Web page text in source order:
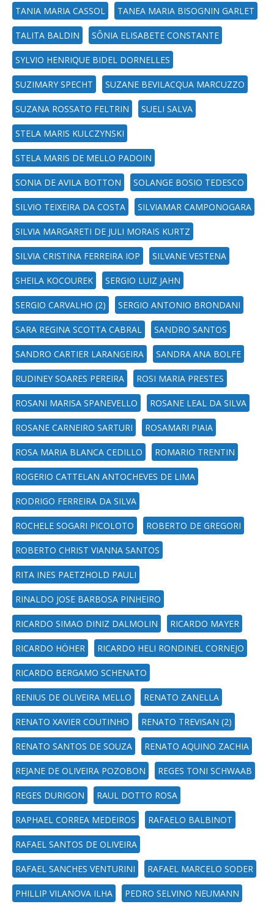
TANIA MARIA CASSOL TANEA MARIA BISOGNIN GARLET
TALITA BALDIN SÔNIA ELISABETE CONSTANTE
SYLVIO HENRIQUE BIDEL DORNELLES
SUZIMARY SPECHT SUZANE BEVILACQUA MARCUZZO
SUZANA ROSSATO FELTRIN SUELI SALVA
STELA MARIS KULCZYNSKI
STELA MARIS DE MELLO PADOIN
SONIA DE AVILA BOTTON SOLANGE BOSIO TEDESCO
SILVIO TEIXEIRA DA COSTA SILVIAMAR CAMPONOGARA
SILVIA MARGARETI DE JULI MORAIS KURTZ
SILVIA CRISTINA FERREIRA IOP SILVANE VESTENA
SHEILA KOCOUREK SERGIO LUIZ JAHN
SERGIO CARVALHO (2) SERGIO ANTONIO BRONDANI
SARA REGINA SCOTTA CABRAL SANDRO SANTOS
SANDRO CARTIER LARANGEIRA SANDRA ANA BOLFE
RUDINEY SOARES PEREIRA ROSI MARIA PRESTES
ROSANI MARISA SPANEVELLO ROSANE LEAL DA SILVA
ROSANE CARNEIRO SARTURI ROSAMARI PIAIA
ROSA MARIA BLANCA CEDILLO ROMARIO TRENTIN
ROGERIO CATTELAN ANTOCHEVES DE LIMA
RODRIGO FERREIRA DA SILVA
ROCHELE SOGARI PICOLOTO ROBERTO DE GREGORI
ROBERTO CHRIST VIANNA SANTOS
RITA INES PAETZHOLD PAULI
RINALDO JOSE BARBOSA PINHEIRO
RICARDO SIMAO DINIZ DALMOLIN RICARDO MAYER
RICARDO HÖHER RICARDO HELI RONDINEL CORNEJO
RICARDO BERGAMO SCHENATO
RENIUS DE OLIVEIRA MELLO RENATO ZANELLA
RENATO XAVIER COUTINHO RENATO TREVISAN (2)
RENATO SANTOS DE SOUZA RENATO AQUINO ZACHIA
REJANE DE OLIVEIRA POZOBON REGES TONI SCHWAAB
REGES DURIGON RAUL DOTTO ROSA
RAPHAEL CORREA MEDEIROS RAFAELO BALBINOT
RAFAEL SANTOS DE OLIVEIRA
RAFAEL SANCHES VENTURINI RAFAEL MARCELO SODER
PHILLIP VILANOVA ILHA PEDRO SELVINO NEUMANN